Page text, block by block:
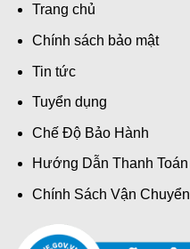
Trang chủ
Chính sách bảo mật
Tin tức
Tuyển dụng
Chế Độ Bảo Hành
Hướng Dẫn Thanh Toán
Chính Sách Vận Chuyển